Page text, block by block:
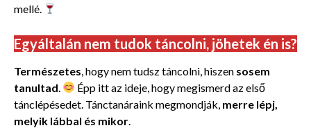
mellé.
Egyáltalán nem tudok táncolni, jöhetek én is?
Természetes, hogy nem tudsz táncolni, hiszen sosem
tanultad.
Épp itt az ideje, hogy megismerd az első
tánclépésedet. Tánctanáraink megmondják, merre lépj,
melyik lábbal és mikor.